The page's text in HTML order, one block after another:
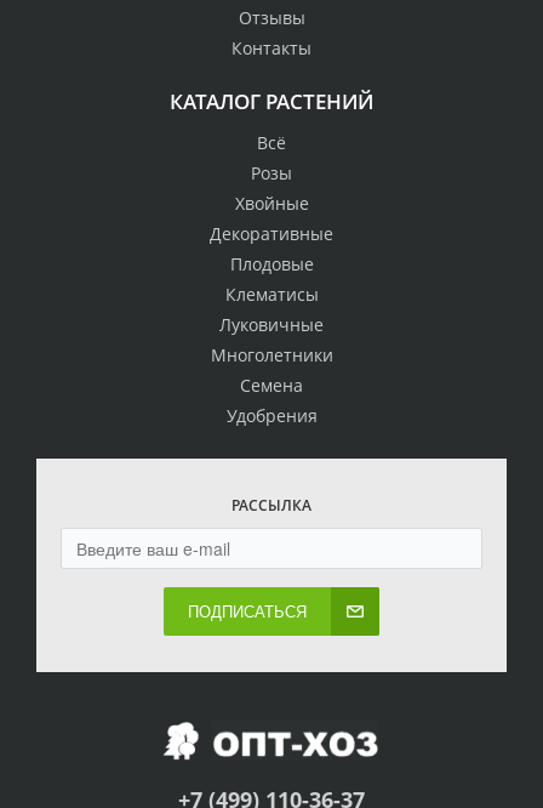
Отзывы
Контакты
КАТАЛОГ РАСТЕНИЙ
Всё
Розы
Хвойные
Декоративные
Плодовые
Клематисы
Луковичные
Многолетники
Семена
Удобрения
РАССЫЛКА
ПОДПИСАТЬСЯ
+7 (499) 110-36-37